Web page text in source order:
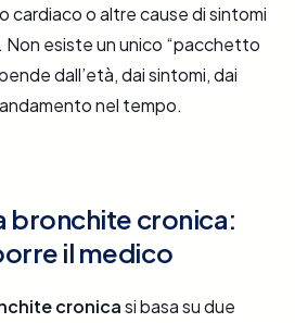
cardiaco o altre cause di sintomi
esiste un unico “pacchetto
dall’età, dai sintomi, dai
nel tempo.
bronchite cronica:
il medico
cronicasi basa su due